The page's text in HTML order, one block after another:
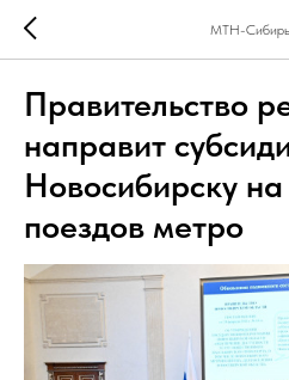
МТН-
Правительство
направит
Новосибирску
поездов метро